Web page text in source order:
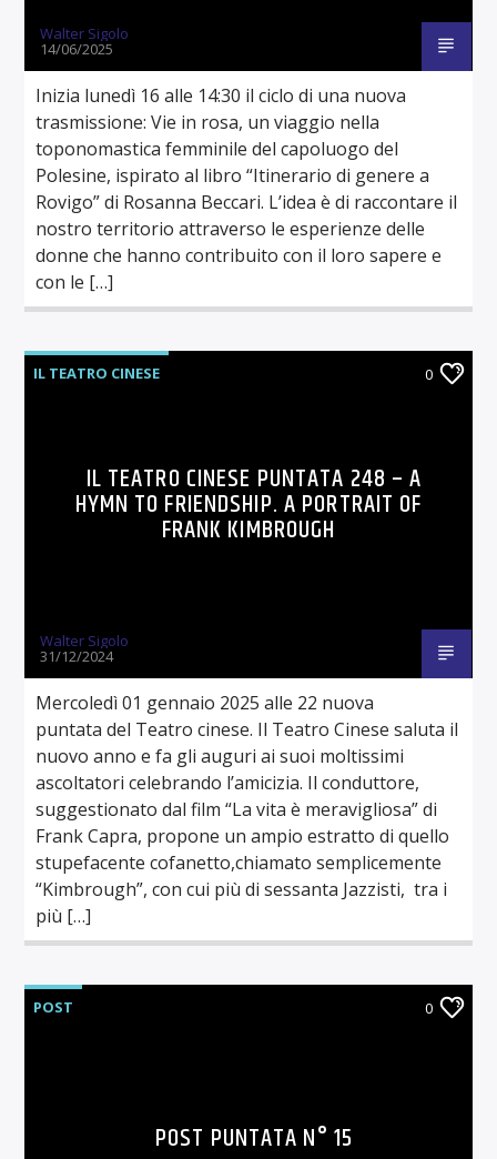
Walter Sigolo
14/06/2025
Inizia lunedì 16 alle 14:30 il ciclo di una nuova
trasmissione: Vie in rosa, un viaggio nella
toponomastica femminile del capoluogo del
Polesine, ispirato al libro “Itinerario di genere a
Rovigo” di Rosanna Beccari. L’idea è di raccontare il
nostro territorio attraverso le esperienze delle
donne che hanno contribuito con il loro sapere e
con le […]
IL TEATRO CINESE 0
IL TEATRO CINESE PUNTATA 248 – A
HYMN TO FRIENDSHIP. A PORTRAIT OF
FRANK KIMBROUGH
Walter Sigolo
31/12/2024
Mercoledì 01 gennaio 2025 alle 22 nuova
puntata del Teatro cinese. Il Teatro Cinese saluta il
nuovo anno e fa gli auguri ai suoi moltissimi
ascoltatori celebrando l’amicizia. Il conduttore,
suggestionato dal film “La vita è meravigliosa” di
Frank Capra, propone un ampio estratto di quello
stupefacente cofanetto,chiamato semplicemente
“Kimbrough”, con cui più di sessanta Jazzisti, tra i
più […]
POST 0
POST PUNTATA N° 15